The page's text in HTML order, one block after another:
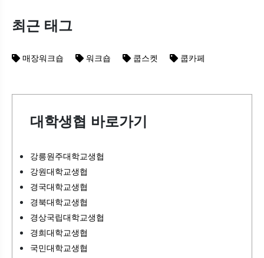
최근 태그
매장워크숍 워크숍 쿱스켓 쿱카페
대학생협 바로가기
강릉원주대학교생협
강원대학교생협
경국대학교생협
경북대학교생협
경상국립대학교생협
경희대학교생협
국민대학교생협